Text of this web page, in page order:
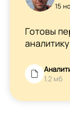
15
Готовы
1.2 мб